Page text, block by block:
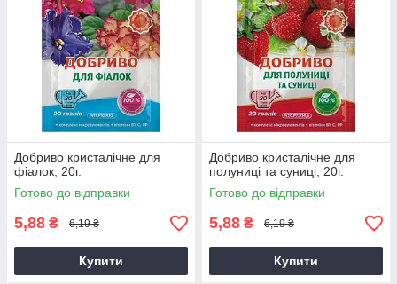
Добриво кристалічне для
фіалок, 20г.
Готово до відправки
5,88 ₴ 6,19 ₴
Купити
Добриво кристалічне для
полуниці та суниці, 20г.
Готово до відправки
5,88 ₴ 6,19 ₴
Купити